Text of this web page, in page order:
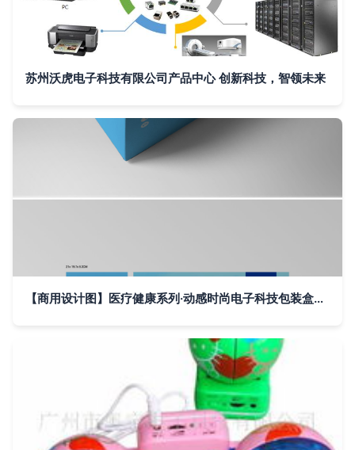
苏州沃虎电子科技有限公司产品中心 创新科技，智领未来
【商用设计图】医疗健康系列·动感时尚电子科技包装盒展开图